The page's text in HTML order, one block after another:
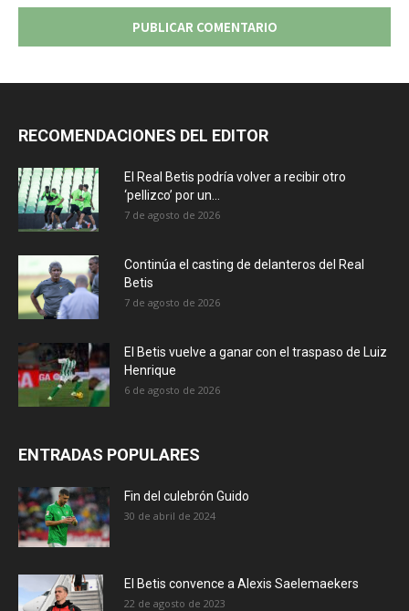
RECOMENDACIONES DEL EDITOR
El Real Betis podría volver a recibir otro
‘pellizco’ por un...
7 de agosto de 2026
Continúa el casting de delanteros del Real
Betis
7 de agosto de 2026
El Betis vuelve a ganar con el traspaso de Luiz
Henrique
6 de agosto de 2026
ENTRADAS POPULARES
Fin del culebrón Guido
30 de abril de 2024
El Betis convence a Alexis Saelemaekers
22 de agosto de 2023